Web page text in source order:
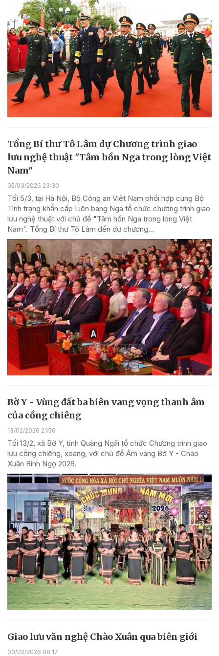
Tổng Bí thư Tô Lâm dự Chương trình giao
lưu nghệ thuật "Tâm hồn Nga trong lòng Việt
Nam"
05/03/2026 23:30
Tối 5/3, tại Hà Nội, Bộ Công an Việt Nam phối hợp cùng Bộ
Tình trạng khẩn cấp Liên bang Nga tổ chức chương trình giao
lưu nghệ thuật với chủ đề "Tâm hồn Nga trong lòng Việt
Nam". Tổng Bí thư Tô Lâm đến dự chương...
Bờ Y - Vùng đất ba biên vang vọng thanh âm
của cồng chiêng
13/02/2026 21:56
Tối 13/2, xã Bờ Y, tỉnh Quảng Ngãi tổ chức Chương trình giao
lưu cồng chiêng, xoang, với chủ đề Âm vang Bờ Y - Chào
Xuân Bính Ngọ 2026.
Giao lưu văn nghệ Chào Xuân qua biên giới
03/02/2026 08:17